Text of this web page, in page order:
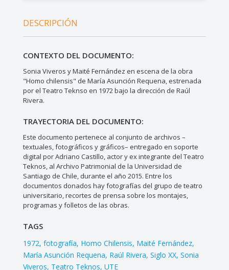
DESCRIPCIÓN
CONTEXTO DEL DOCUMENTO:
Sonia Viveros y Maité Fernández en escena de la obra
"Homo chilensis" de María Asunción Requena, estrenada
por el Teatro Teknso en 1972 bajo la dirección de Raúl
Rivera.
TRAYECTORIA DEL DOCUMENTO:
Este documento pertenece al conjunto de archivos –
textuales, fotográficos y gráficos– entregado en soporte
digital por Adriano Castillo, actor y ex integrante del Teatro
Teknos, al Archivo Patrimonial de la Universidad de
Santiago de Chile, durante el año 2015. Entre los
documentos donados hay fotografías del grupo de teatro
universitario, recortes de prensa sobre los montajes,
programas y folletos de las obras.
TAGS
1972 fotografía Homo Chilensis Maité Fernández
María Asunción Requena Raúl Rivera Siglo XX Sonia
Viveros Teatro Teknos UTE